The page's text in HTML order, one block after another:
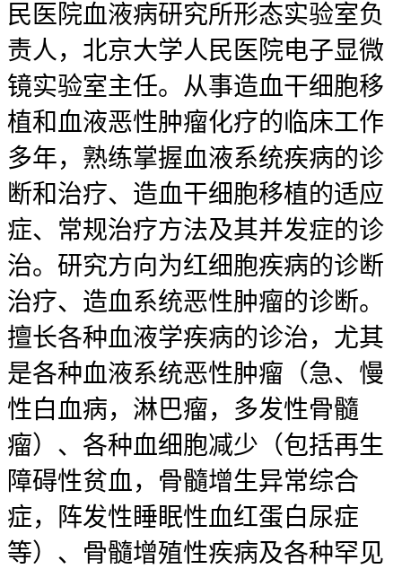
民医院血液病研究所形态实验室负
责人，北京大学人民医院电子显微
镜实验室主任。从事造血干细胞移
植和血液恶性肿瘤化疗的临床工作
多年，熟练掌握血液系统疾病的诊
断和治疗、造血干细胞移植的适应
症、常规治疗方法及其并发症的诊
治。研究方向为红细胞疾病的诊断
治疗、造血系统恶性肿瘤的诊断。
擅长各种血液学疾病的诊治，尤其
是各种血液系统恶性肿瘤（急、慢
性白血病，淋巴瘤，多发性骨髓
瘤）、各种血细胞减少（包括再生
障碍性贫血，骨髓增生异常综合
症，阵发性睡眠性血红蛋白尿症
等）、骨髓增殖性疾病及各种罕见